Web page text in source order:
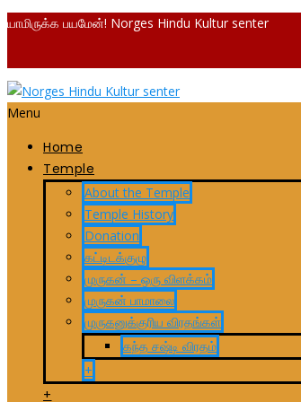
யாமிருக்க பயமேன்! Norges Hindu Kultur senter
Menu
Home
Temple
About the Temple
Temple History
Donation
கட்டிடக்குழு
முருகன் – ஒரு விளக்கம்
முருகன் பாமாலை
முருகனுக்குரிய விரதங்கள்
கந்த சஷ்டி விரதம்
+
+